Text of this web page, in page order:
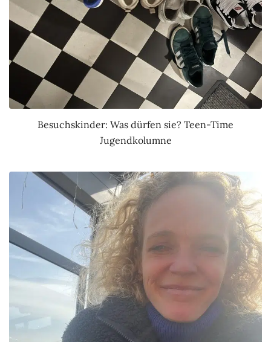
Besuchskinder: Was dürfen sie? Teen-Time
Jugendkolumne